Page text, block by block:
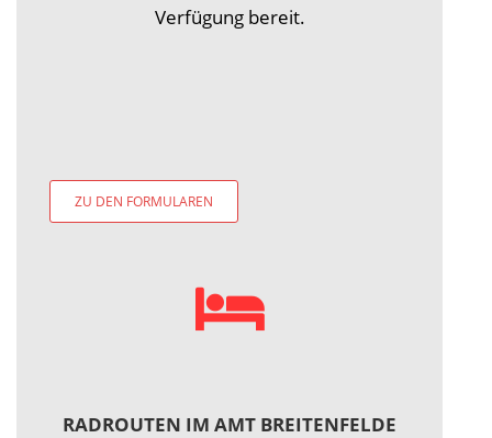
Verfügung bereit.
ZU DEN FORMULAREN
RADROUTEN IM AMT BREITENFELDE